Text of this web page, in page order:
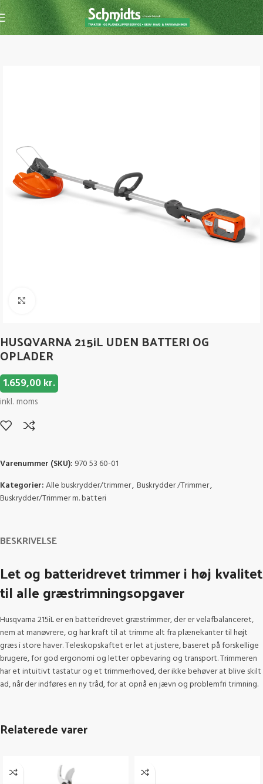
Forside Buskrydder /Trimmer Buskrydder/Trimmer m. batteri
HUSQVARNA 215iL UDEN BATTERI OG
OPLADER
1.659,00kr.
inkl. moms
Varenummer (SKU): 970 53 60-01
Kategorier:Alle buskrydder/trimmer, Buskrydder /Trimmer,
Buskrydder/Trimmer m. batteri
BESKRIVELSE
Let og batteridrevet trimmer i høj kvalitet
til alle græstrimningsopgaver
Husqvarna 215iL er en batteridrevet græstrimmer, der er velafbalanceret,
nem at manøvrere, og har kraft til at trimme alt fra plænekanter til højt
græs i store haver. Teleskopskaftet er let at justere, baseret på forskellige
brugere, for god ergonomi og letter opbevaring og transport. Trimmeren
har et intuitivt tastatur og et trimmerhoved, der ikke behøver at blive skilt
ad, når der indføres en ny tråd, for at opnå en jævn og problemfri trimning.
Relaterede varer